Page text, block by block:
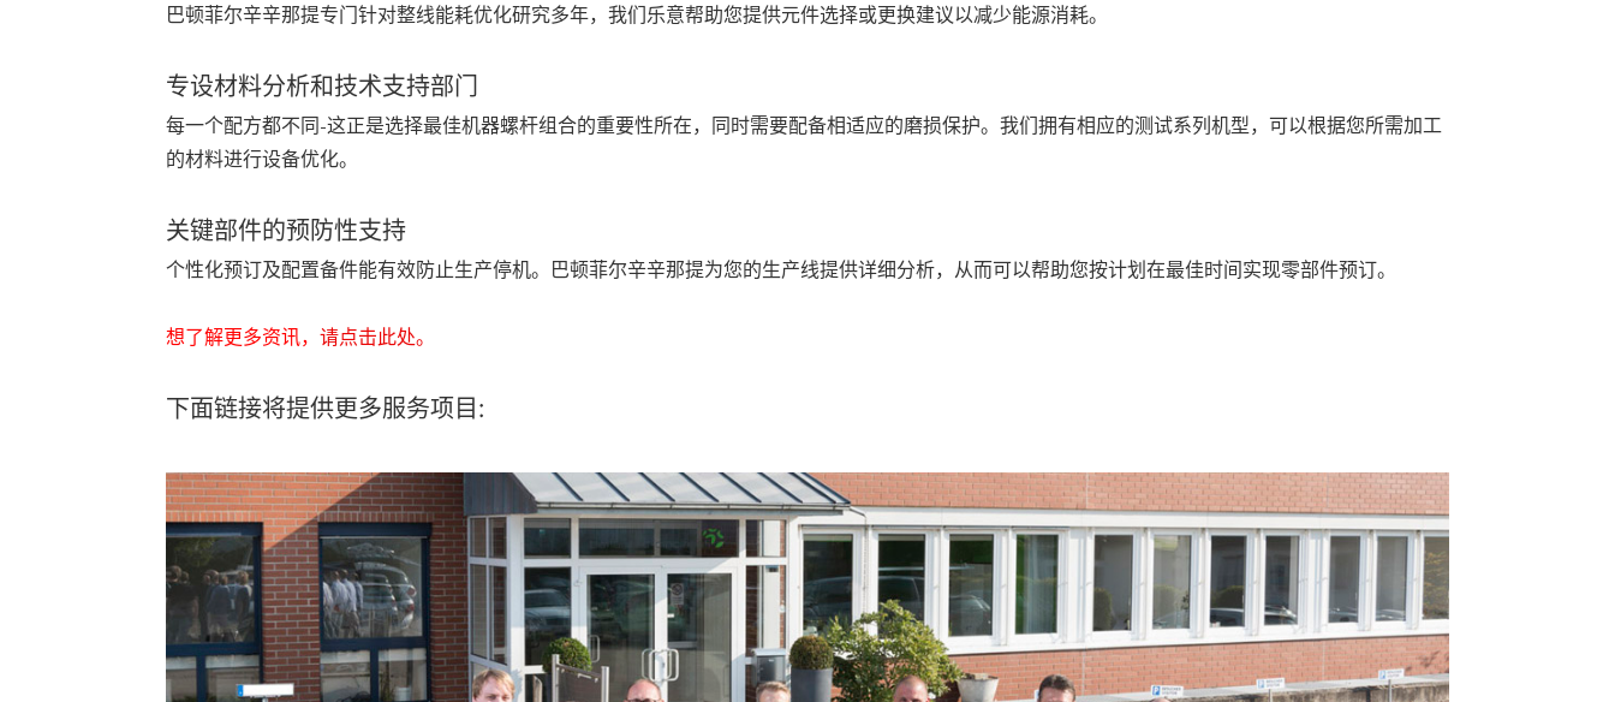
巴顿菲尔辛辛那提专门针对整线能耗优化研究多年，我们乐意帮助您提供元件选择或更换建议以减少能源消耗。
专设材料分析和技术支持部门
每一个配方都不同-这正是选择最佳机器螺杆组合的重要性所在，同时需要配备相适应的磨损保护。我们拥有相应的测试系列机型，可以根据您所需加工
的材料进行设备优化。
关键部件的预防性支持
个性化预订及配置备件能有效防止生产停机。巴顿菲尔辛辛那提为您的生产线提供详细分析，从而可以帮助您按计划在最佳时间实现零部件预订。
想了解更多资讯， 请点击此处。
下面链接将提供更多服务项目: